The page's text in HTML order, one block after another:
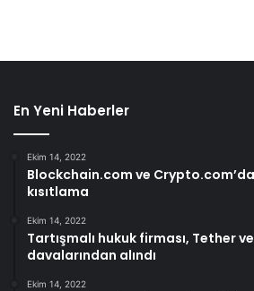
En Yeni Haberler
Ekim 14, 2022
Blockchain.com ve
kısıtlama
Ekim 14, 2022
Tartışmalı hukuk firması, Tether
davalarından alındı
Ekim 14, 2022